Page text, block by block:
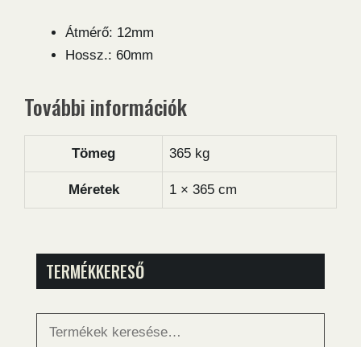
Átmérő: 12mm
Hossz.: 60mm
További információk
Tömeg 365 kg
Méretek 1 × 365 cm
TERMÉKKERESŐ
Keresés